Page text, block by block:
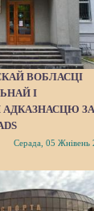
ВОБЛАСЦІ
І
АДКАЗНАСЦЮ ЗА
Серада, 05 Жнівень